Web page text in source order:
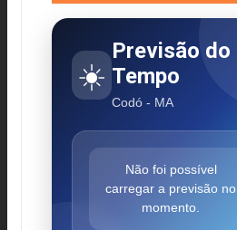
☀️
Previsão do
Tempo
Codó - MA
Não foi possível
carregar a previsão no
momento.